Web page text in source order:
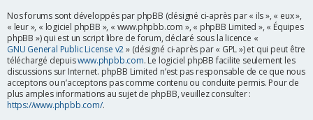
Nos forums sont développés par phpBB (désigné ci-après par « ils », « eux »,
« leur », « logiciel phpBB », « www.phpbb.com », « phpBB Limited », « Équipes
phpBB ») qui est un script libre de forum, déclaré sous la licence «
GNU General Public License v2» (désigné ci-après par « GPL ») et qui peut être
téléchargé depuiswww.phpbb.com. Le logiciel phpBB facilite seulement les
discussions sur Internet. phpBB Limited n’est pas responsable de ce que nous
acceptons ou n’acceptons pas comme contenu ou conduite permis. Pour de
plus amples informations au sujet de phpBB, veuillez consulter :
https://www.phpbb.com/.